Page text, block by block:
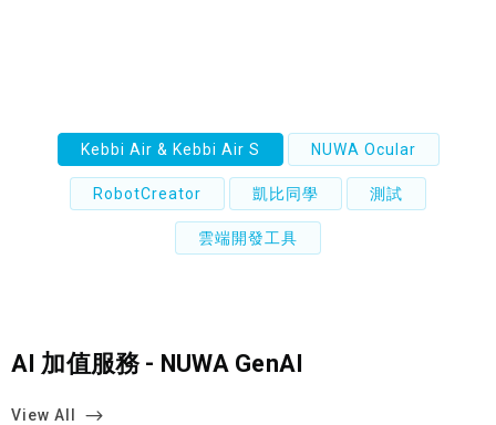
Kebbi Air & Kebbi Air S NUWA Ocular
RobotCreator 凱比同學 測試
雲端開發工具
AI 加值服務 - NUWA GenAI
View All